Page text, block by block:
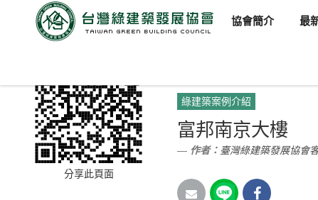
協會簡介 最
綠建築案例介紹
富邦南京大樓
作者： 臺灣綠建築發展協會
分享此頁面